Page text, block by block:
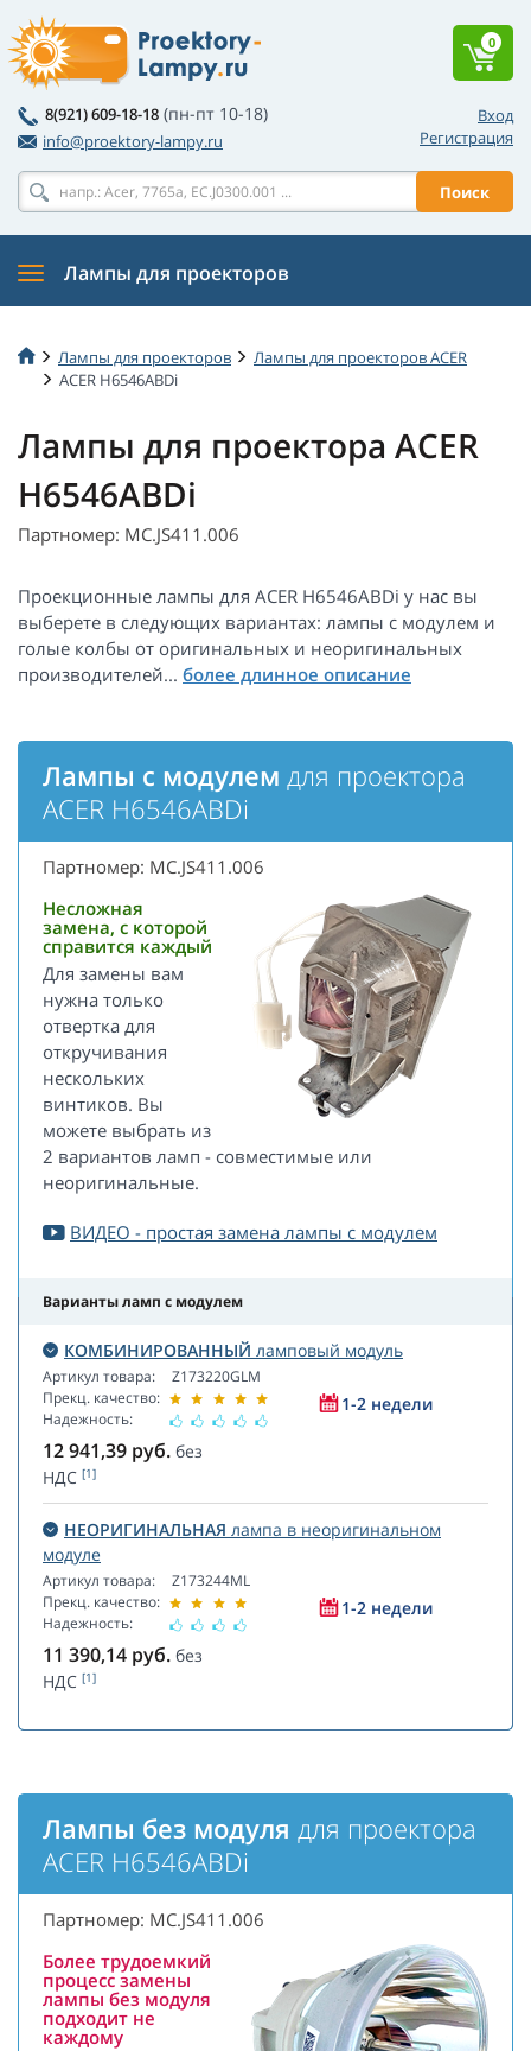
Вход
Регистрация
8(921) 609-18-18 (пн-пт 10-18)
info@proektory-lampy.ru
Поиск
0
Лампы для проекторов
Лампы для проекторов
Лампы для проекторов ACER
ACER H6546ABDi
Лампы для проектора ACER
H6546ABDi
Партномер: MC.JS411.006
Проекционные лампы для ACER H6546ABDi у нас вы
выберете в следующих вариантах: лампы с модулем и
голые колбы от оригинальных и неоригинальных
производителей...
Лампы с модулем для проектора
ACER H6546ABDi
Партномер: MC.JS411.006
Несложная
замена, с которой
справится каждый
Для замены вам
нужна только
отвертка для
откручивания
нескольких
винтиков. Вы
можете выбрать из
2 вариантов ламп - совместимые или
неоригинальные.
ВИДЕО - простая замена лампы с модулем
Варианты ламп с модулем
КОМБИНИРОВАННЫЙ ламповый модуль
Артикул товара:
Прекц. качество:
Надежность:
Z173220GLM
1-2 недели
12 941,39 руб. без
НДС [1]
НЕОРИГИНАЛЬНАЯ лампа в неоригинальном
модуле
Артикул товара:
Прекц. качество:
Надежность:
Z173244ML
1-2 недели
11 390,14 руб. без
НДС [1]
Лампы без модуля для проектора
ACER H6546ABDi
Партномер: MC.JS411.006
Более трудоемкий
процесс замены
лампы без модуля
подходит не
каждому